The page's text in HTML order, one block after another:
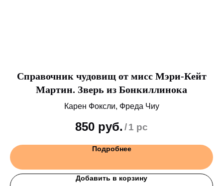
Справочник чудовищ от мисс Мэри-Кейт
Мартин. Зверь из Бонкиллинока
Карен Фоксли, Фреда Чиу
850 руб. /1 pc
Подробнее
Добавить в корзину